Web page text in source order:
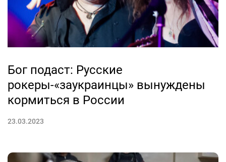
Бог подаст: Русские
рокеры-«заукраинцы» вынуждены
кормиться в России
23.03.2023